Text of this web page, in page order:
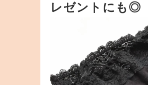
レゼントにも◎